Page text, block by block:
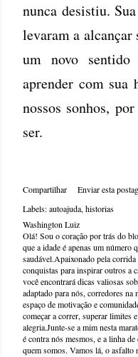
nunca desistiu.
levaram a alcançar
um novo sentido
aprender com sua
nossos sonhos,
ser.
Compartilhar
Enviar esta
Labels:autoajuda historias
Washington Luiz
Olá! Sou o coração por trás do
que a idade é apenas um número
saudável.Apaixonado pela
conquistas para inspirar outros a
você encontrará dicas valiosas
adaptado para nós, corredores
espaço de motivação e
começar a correr, superar limites
alegria.Junte-se a mim nesta
é contra nós mesmos, e a linha
quem somos. Vamos lá, o asfalto